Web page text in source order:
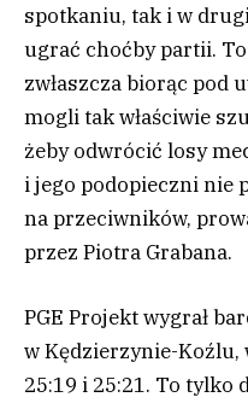
spotkaniu, tak i w
ugrać choćby partii.
zwłaszcza biorąc pod
mogli tak właściwie
żeby odwrócić losy
i jego podopieczni nie
na przeciwników,
przez Piotra Grabana.
PGE Projekt wygrał
w Kędzierzynie-Koźlu,
25:19 i 25:21. To tylko